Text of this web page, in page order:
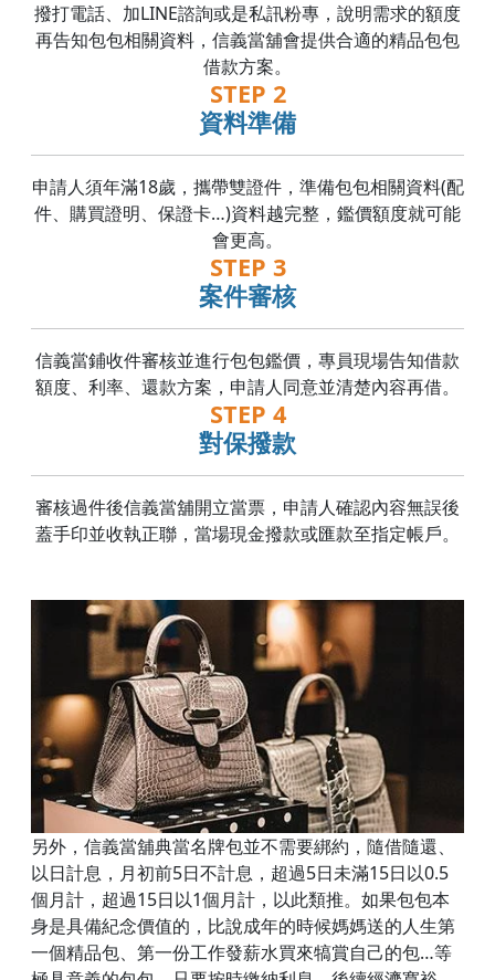
撥打電話、加LINE諮詢或是私訊粉專，說明需求的額度
再告知包包相關資料，信義當舖會提供合適的精品包包
借款方案。
STEP 2
資料準備
申請人須年滿18歲，攜帶雙證件，準備包包相關資料(配
件、購買證明、保證卡…)資料越完整，鑑價額度就可能
會更高。
STEP 3
案件審核
信義當鋪收件審核並進行包包鑑價，專員現場告知借款
額度、利率、還款方案，申請人同意並清楚內容再借。
STEP 4
對保撥款
審核過件後信義當舖開立當票，申請人確認內容無誤後
蓋手印並收執正聯，當場現金撥款或匯款至指定帳戶。
另外，信義當舖典當名牌包並不需要綁約，隨借隨還、
以日計息，月初前5日不計息，超過5日未滿15日以0.5
個月計，超過15日以1個月計，以此類推。如果包包本
身是具備紀念價值的，比說成年的時候媽媽送的人生第
一個精品包、第一份工作發薪水買來犒賞自己的包…等